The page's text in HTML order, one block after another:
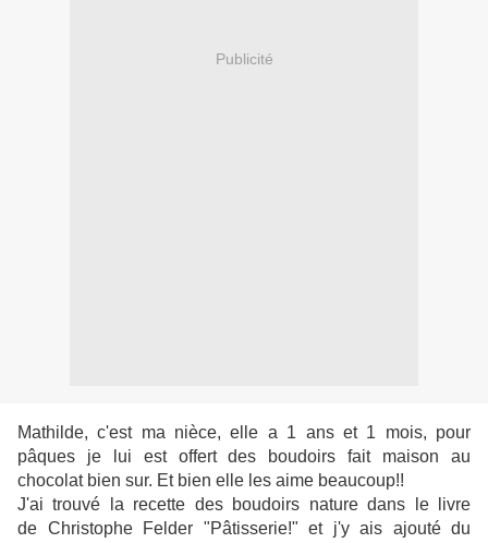
Publicité
Mathilde, c'est ma nièce, elle a 1 ans et 1 mois, pour
pâques je lui est offert des boudoirs fait maison au
chocolat bien sur. Et bien elle les aime beaucoup!!
J'ai trouvé la recette des boudoirs nature dans le livre
de Christophe Felder "Pâtisserie!" et j'y ais ajouté du